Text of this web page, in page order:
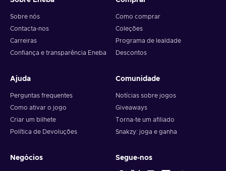
em troca das vibrantes ruas de Nova Iorque, onde novos
desafios e lucrativas oportunidades esperam aqueles que
planeiam astutamente. Desfruta da tua ganância ao acumular
uma vasta coleção de loot, incluindo ouro, dinheiro, armas,
torto e a direito, reféns como peões ou libertá-los como sinal
de misericórdia. Joga a solo ou com a tua equipa de fiéis
companheiros de forma a conquistar novas alturas, e realizar
laços inquebráveis. Compra PAYDAY 3 Steam key e abraça
o entusiasmo do assalto perfeito!
Sobre nós
Contacta-nos
Carreiras
Confiança e transparência Eneba
Como comprar
Coleções
Programa de lealdade
Descontos
Ajuda
Perguntas frequentes
Como ativar o jogo
Criar um bilhete
Política de Devoluções
Comunidade
Notícias sobre jogos
Giveaways
Torna-te um afiliado
Snakzy: joga e ganha
Negócios Segue-nos